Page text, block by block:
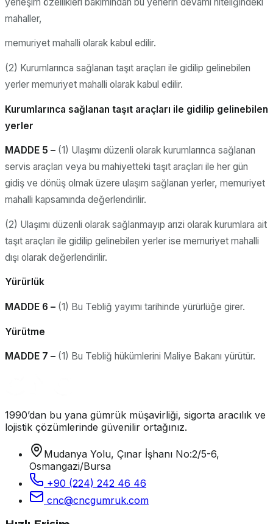
mahaller,
memuriyet mahalli olarak kabul edilir.
(2) Kurumlarınca sağlanan taşıt araçları ile gidilip gelinebilen
yerler memuriyet mahalli olarak kabul edilir.
Kurumlarınca sağlanan taşıt araçları ile gidilip gelinebilen
yerler
MADDE 5 – (1) Ulaşımı düzenli olarak kurumlarınca sağlanan
servis araçları veya bu mahiyetteki taşıt araçları ile her gün
gidiş ve dönüş olmak üzere ulaşım sağlanan yerler, memuriyet
mahalli kapsamında değerlendirilir.
(2) Ulaşımı düzenli olarak sağlanmayıp arızi olarak kurumlara ait
taşıt araçları ile gidilip gelinebilen yerler ise memuriyet mahalli
dışı olarak değerlendirilir.
Yürürlük
MADDE 6 – (1) Bu Tebliğ yayımı tarihinde yürürlüğe girer.
Yürütme
MADDE 7 – (1) Bu Tebliğ hükümlerini Maliye Bakanı yürütür.
1990’dan bu yana gümrük müşavirliği, sigorta aracılık ve
lojistik çözümlerinde güvenilir ortağınız.
Mudanya Yolu, Çınar İşhanı No:2/5-6,
Osmangazi/Bursa
+90 (224) 242 46 46
cnc@cncgumruk.com